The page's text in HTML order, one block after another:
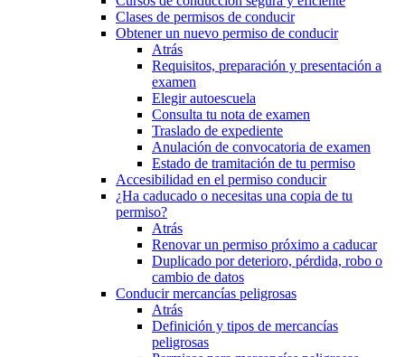
Clases de permisos de conducir
Obtener un nuevo permiso de conducir
Atrás
Requisitos, preparación y presentación a
examen
Elegir autoescuela
Consulta tu nota de examen
Traslado de expediente
Anulación de convocatoria de examen
Estado de tramitación de tu permiso
Accesibilidad en el permiso conducir
¿Ha caducado o necesitas una copia de tu
permiso?
Atrás
Renovar un permiso próximo a caducar
Duplicado por deterioro, pérdida, robo o
cambio de datos
Conducir mercancías peligrosas
Atrás
Definición y tipos de mercancías
peligrosas